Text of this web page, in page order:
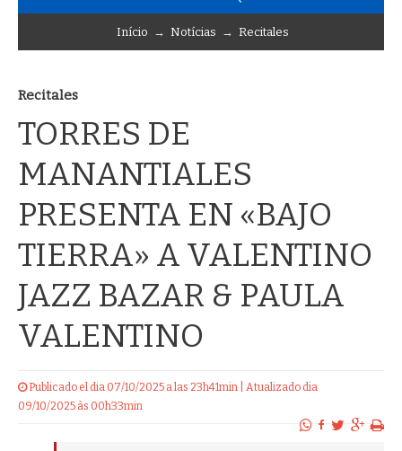
Início → Notícias → Recitales
Recitales
TORRES DE
MANANTIALES
PRESENTA EN «BAJO
TIERRA» A VALENTINO
JAZZ BAZAR & PAULA
VALENTINO
Publicado el dia 07/10/2025 a las 23h41min | Atualizado dia
09/10/2025 às 00h33min